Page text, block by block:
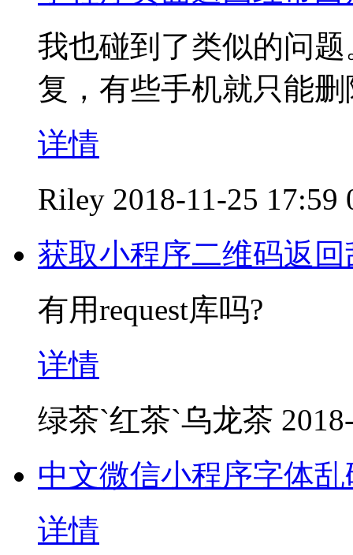
我也碰到了类似的问
复，有些手机就只能
详情
Riley 2018-11-25 17:59
获取小程序二维码返回
有用request库吗?
详情
绿茶`红茶`乌龙茶
中文微信小程序字体乱
详情